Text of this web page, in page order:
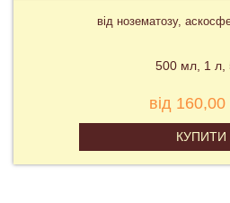
від нозематозу,
500 мл 1 л
від 160,00
КУПИТИ